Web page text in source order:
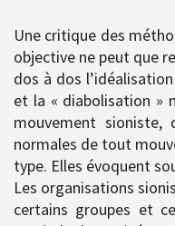
Une critique des
objective ne peut que
dos à dos
et la « diabolisation »
mouvement sioniste,
normales de tout
type. Elles évoquent
Les organisations
certains groupes et